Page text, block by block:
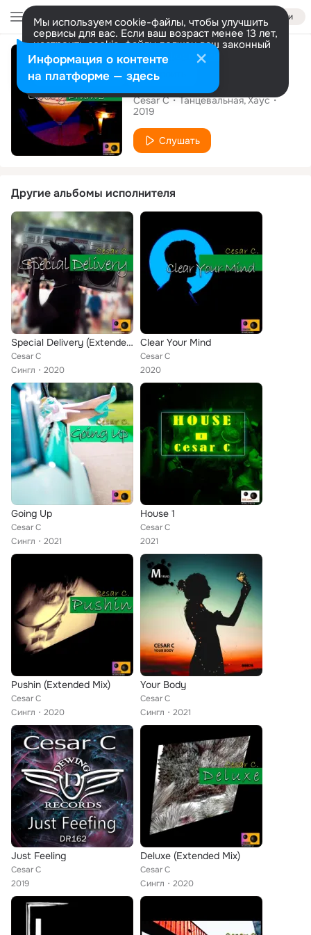
Войти
Мы используем cookie-файлы, чтобы улучшить
сервисы для вас. Если ваш возраст менее 13 лет,
настроить cookie-файлы должен ваш законный
представитель. Больше информации
Разрешить все Настроить
Альбом
Luxury Drum's
Cesar C Танцевальная Хаус
2019
Слушать
Другие альбомы исполнителя
Special Delivery (Extended Mix)
Cesar C
Сингл
2020
Clear Your Mind
Cesar C
2020
Going Up
Cesar C
Сингл
2021
House 1
Cesar C
2021
Pushin (Extended Mix)
Cesar C
Сингл
2020
Your Body
Cesar C
Сингл
2021
Just Feeling
Cesar C
2019
Deluxe (Extended Mix)
Cesar C
Сингл
2020
Информация о контенте
на платформе — здесь